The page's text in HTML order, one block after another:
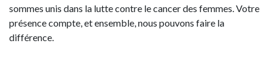
sommes unis dans la lutte contre le cancer des femmes. Votre
présence compte, et ensemble, nous pouvons faire la
différence.